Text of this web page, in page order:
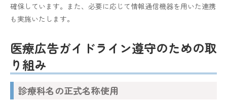
確保しています。また、必要に応じて情報通信機器を用いた連携
も実施いたします。
医療広告ガイドライン遵守のための取
り組み
診療科名の正式名称使用